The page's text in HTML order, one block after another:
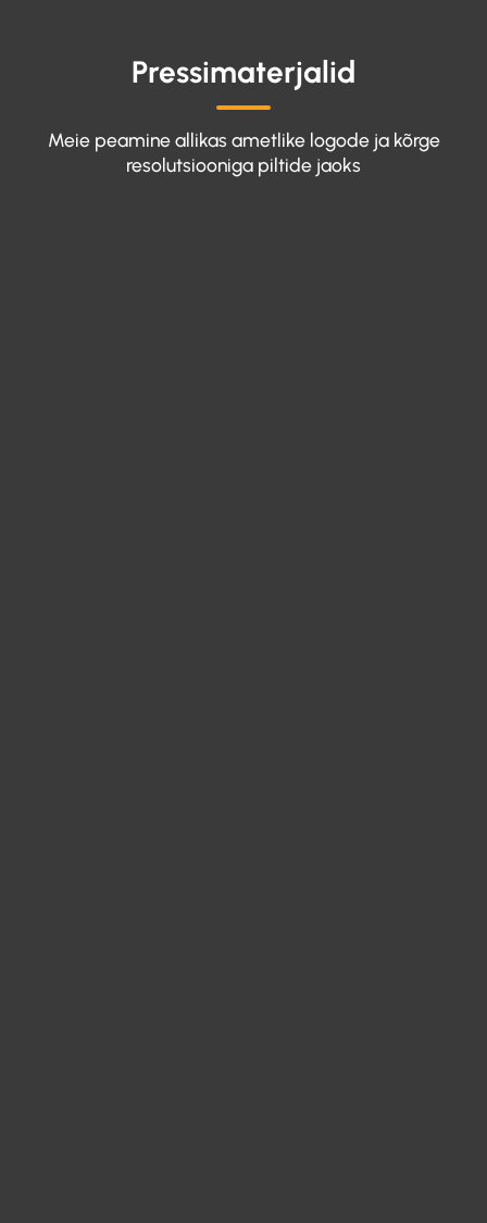
Pressimaterjalid
Meie peamine allikas ametlike logode ja kõrge
resolutsiooniga piltide jaoks